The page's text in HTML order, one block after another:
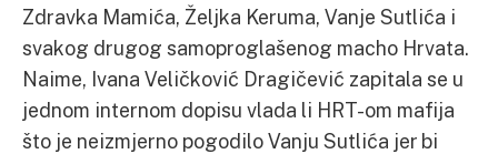
Zdravka Mamića, Željka Keruma, Vanje Sutlića i
svakog drugog samoproglašenog macho Hrvata.
Naime, Ivana Veličković Dragičević zapitala se u
jednom internom dopisu vlada li HRT-om mafija
što je neizmjerno pogodilo Vanju Sutlića jer bi